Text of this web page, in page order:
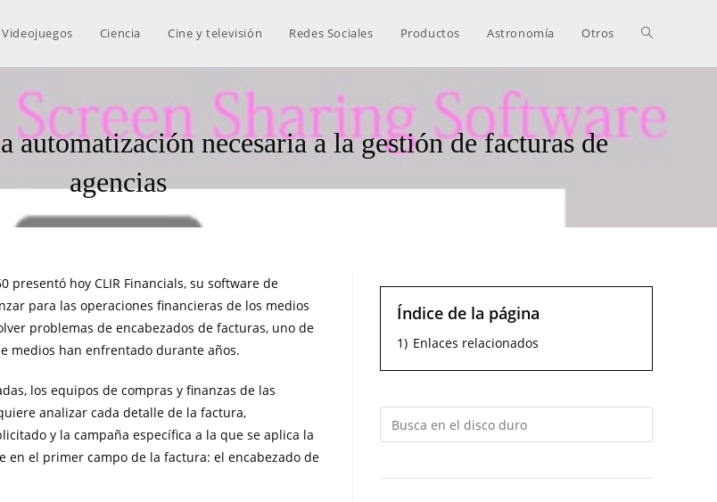
Videojuegos Ciencia Cine y televisión Redes Sociales Productos Astronomía Otros
necesaria a la gestión de facturas de
agencias
presentó hoy CLIR Financials, su software de
para las operaciones financieras de los medios
problemas de encabezados de facturas, uno de
medios han enfrentado durante años.
los equipos de compras y finanzas de las
analizar cada detalle de la factura,
y la campaña específica a la que se aplica la
en el primer campo de la factura: el encabezado de
Índice de la página
1) Enlaces relacionados